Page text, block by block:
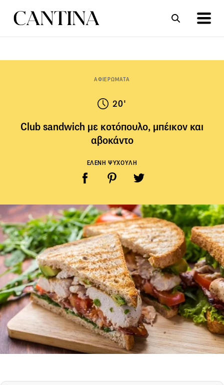
ΑΦΙΕΡΩΜΑΤΑ
20'
Club sandwich με κοτόπουλο, μπέικον και
αβοκάντο
ΕΛΕΝΗ ΨΥΧΟΥΛΗ